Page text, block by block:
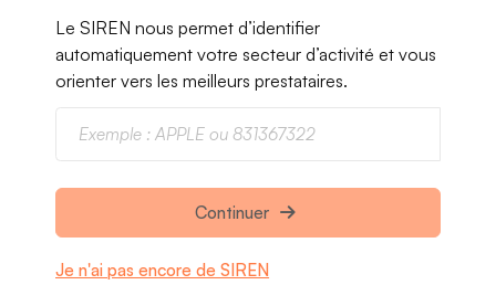
Le SIREN nous permet d’identifier
automatiquement votre secteur d’activité et vous
orienter vers les meilleurs prestataires.
Continuer
Je n'ai pas encore de SIREN